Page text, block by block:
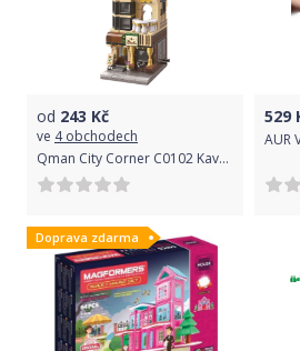
od 243 Kč
ve 4 obchodech
Qman City Corner C0102 Kavárna Crossroad
529
Doprava zdarma